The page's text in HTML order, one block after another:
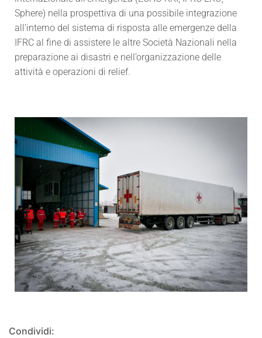
Sphere) nella prospettiva di una possibile integrazione
all’interno del sistema di risposta alle emergenze della
IFRC al fine di assistere le altre Società Nazionali nella
preparazione ai disastri e nell’organizzazione delle
attività e operazioni di relief.
Condividi: